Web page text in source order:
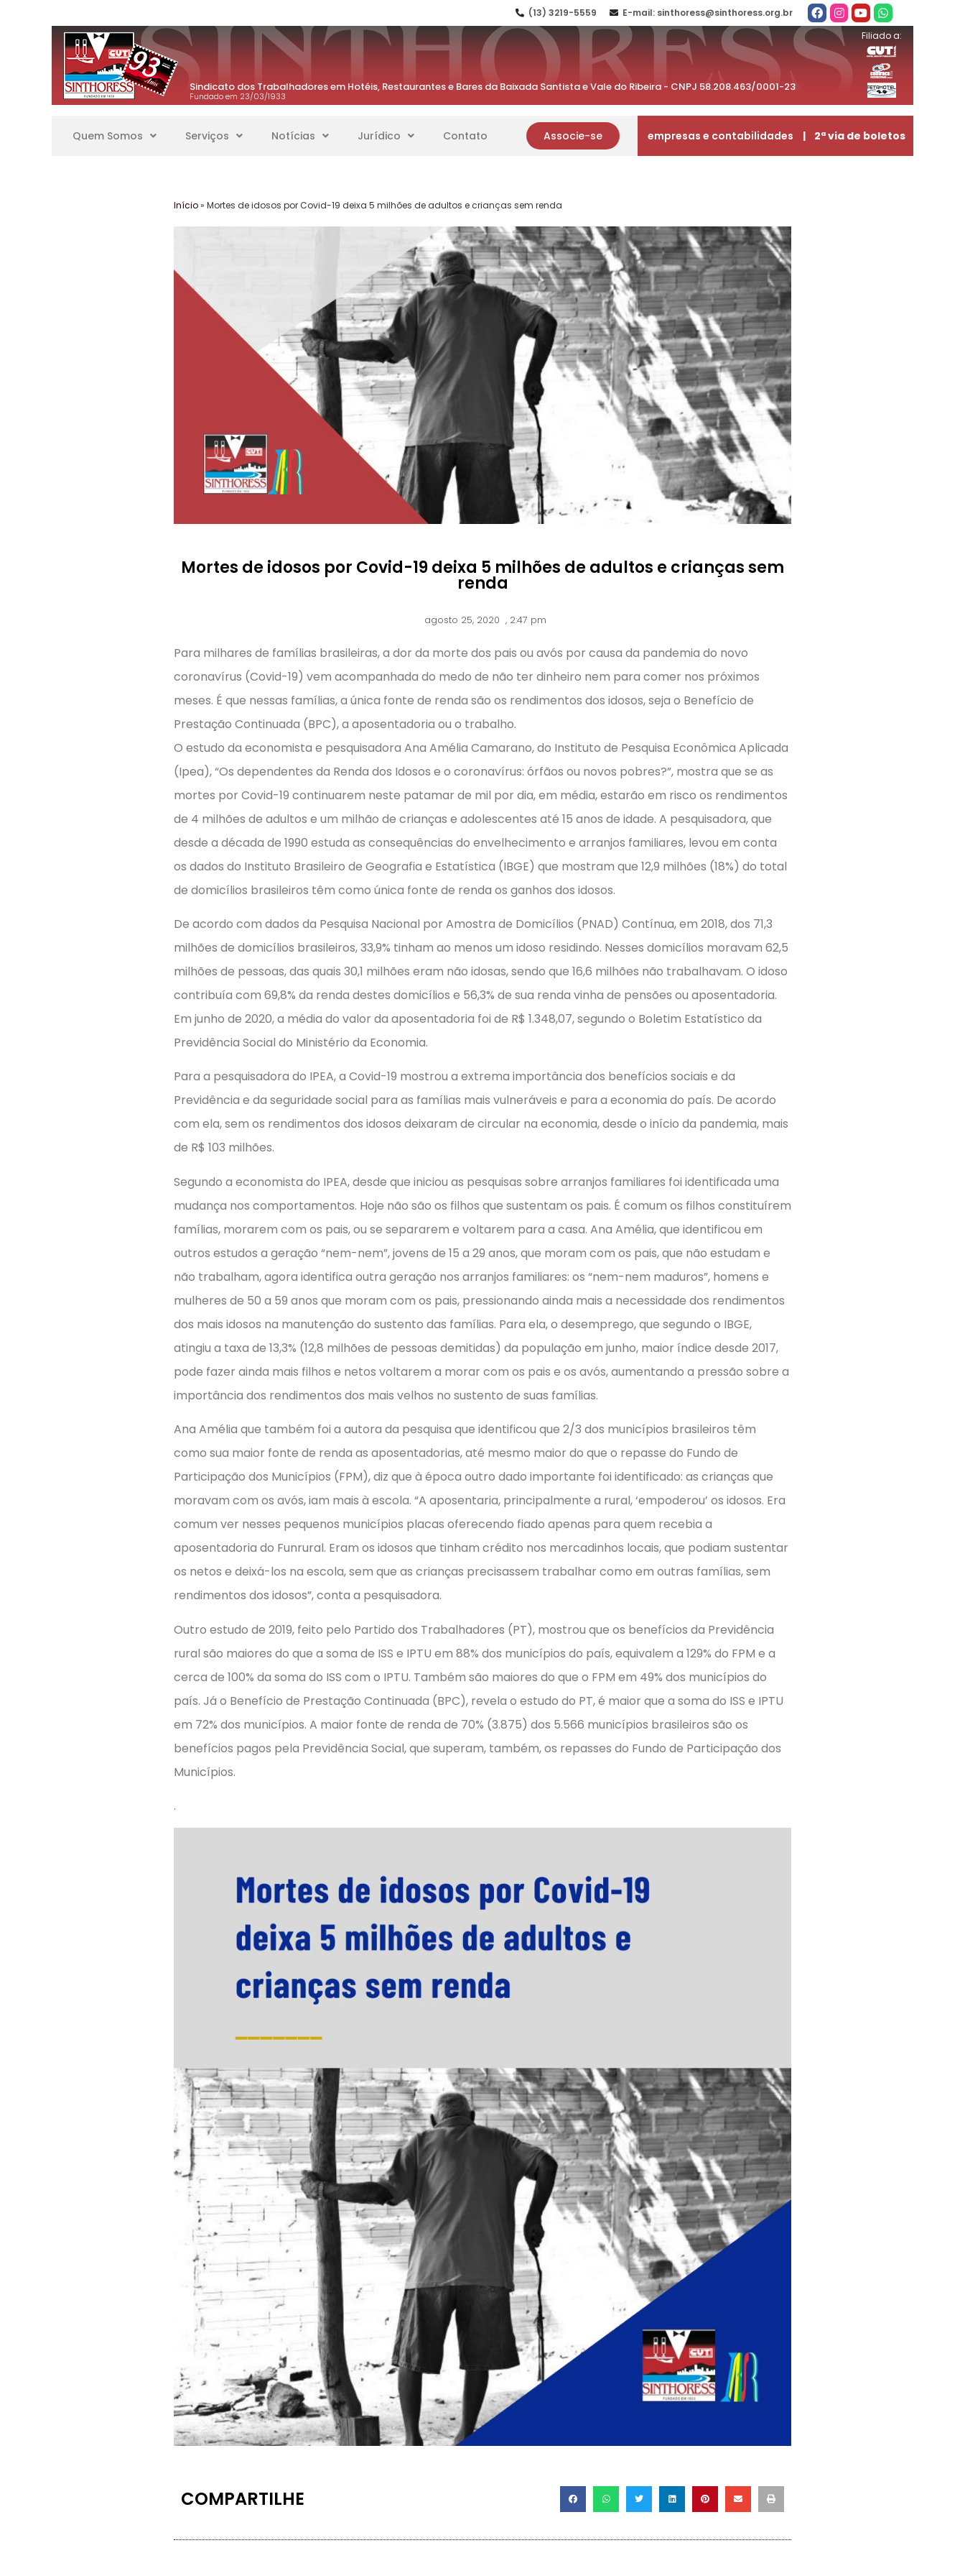
(13) 3219-5559 E-mail: sinthoress@sinthoress.org.br
Sindicato dos Trabalhadores em Hotéis, Restaurantes e Bares da Baixada Santista e Vale do Ribeira - CNPJ 58.208.463/0001-23
Fundado em 23/03/1933
Filiado a:
Quem Somos Serviços Notícias Jurídico Contato Associe-se empresas e contabilidades | 2ª via de boletos
Início» Mortes de idosos por Covid-19 deixa 5 milhões de adultos e crianças sem renda
Mortes de idosos por Covid-19 deixa 5 milhões de adultos e crianças sem
renda
agosto 25, 2020 , 2:47 pm
Para milhares de famílias brasileiras, a dor da morte dos pais ou avós por causa da pandemia do novo
coronavírus (Covid-19) vem acompanhada do medo de não ter dinheiro nem para comer nos próximos
meses. É que nessas famílias, a única fonte de renda são os rendimentos dos idosos, seja o Benefício de
Prestação Continuada (BPC), a aposentadoria ou o trabalho.
O estudo da economista e pesquisadora Ana Amélia Camarano, do Instituto de Pesquisa Econômica Aplicada
(Ipea), “Os dependentes da Renda dos Idosos e o coronavírus: órfãos ou novos pobres?”, mostra que se as
mortes por Covid-19 continuarem neste patamar de mil por dia, em média, estarão em risco os rendimentos
de 4 milhões de adultos e um milhão de crianças e adolescentes até 15 anos de idade. A pesquisadora, que
desde a década de 1990 estuda as consequências do envelhecimento e arranjos familiares, levou em conta
os dados do Instituto Brasileiro de Geografia e Estatística (IBGE) que mostram que 12,9 milhões (18%) do total
de domicílios brasileiros têm como única fonte de renda os ganhos dos idosos.
De acordo com dados da Pesquisa Nacional por Amostra de Domicílios (PNAD) Contínua, em 2018, dos 71,3
milhões de domicílios brasileiros, 33,9% tinham ao menos um idoso residindo. Nesses domicílios moravam 62,5
milhões de pessoas, das quais 30,1 milhões eram não idosas, sendo que 16,6 milhões não trabalhavam. O idoso
contribuía com 69,8% da renda destes domicílios e 56,3% de sua renda vinha de pensões ou aposentadoria.
Em junho de 2020, a média do valor da aposentadoria foi de R$ 1.348,07, segundo o Boletim Estatístico da
Previdência Social do Ministério da Economia.
Para a pesquisadora do IPEA, a Covid-19 mostrou a extrema importância dos benefícios sociais e da
Previdência e da seguridade social para as famílias mais vulneráveis e para a economia do país. De acordo
com ela, sem os rendimentos dos idosos deixaram de circular na economia, desde o início da pandemia, mais
de R$ 103 milhões.
Segundo a economista do IPEA, desde que iniciou as pesquisas sobre arranjos familiares foi identificada uma
mudança nos comportamentos. Hoje não são os filhos que sustentam os pais. É comum os filhos constituírem
famílias, morarem com os pais, ou se separarem e voltarem para a casa. Ana Amélia, que identificou em
outros estudos a geração “nem-nem”, jovens de 15 a 29 anos, que moram com os pais, que não estudam e
não trabalham, agora identifica outra geração nos arranjos familiares: os “nem-nem maduros”, homens e
mulheres de 50 a 59 anos que moram com os pais, pressionando ainda mais a necessidade dos rendimentos
dos mais idosos na manutenção do sustento das famílias. Para ela, o desemprego, que segundo o IBGE,
atingiu a taxa de 13,3% (12,8 milhões de pessoas demitidas) da população em junho, maior índice desde 2017,
pode fazer ainda mais filhos e netos voltarem a morar com os pais e os avós, aumentando a pressão sobre a
importância dos rendimentos dos mais velhos no sustento de suas famílias.
Ana Amélia que também foi a autora da pesquisa que identificou que 2/3 dos municípios brasileiros têm
como sua maior fonte de renda as aposentadorias, até mesmo maior do que o repasse do Fundo de
Participação dos Municípios (FPM), diz que à época outro dado importante foi identificado: as crianças que
moravam com os avós, iam mais à escola. “A aposentaria, principalmente a rural, ‘empoderou’ os idosos. Era
comum ver nesses pequenos municípios placas oferecendo fiado apenas para quem recebia a
aposentadoria do Funrural. Eram os idosos que tinham crédito nos mercadinhos locais, que podiam sustentar
os netos e deixá-los na escola, sem que as crianças precisassem trabalhar como em outras famílias, sem
rendimentos dos idosos”, conta a pesquisadora.
Outro estudo de 2019, feito pelo Partido dos Trabalhadores (PT), mostrou que os benefícios da Previdência
rural são maiores do que a soma de ISS e IPTU em 88% dos municípios do país, equivalem a 129% do FPM e a
cerca de 100% da soma do ISS com o IPTU. Também são maiores do que o FPM em 49% dos municípios do
país. Já o Benefício de Prestação Continuada (BPC), revela o estudo do PT, é maior que a soma do ISS e IPTU
em 72% dos municípios. A maior fonte de renda de 70% (3.875) dos 5.566 municípios brasileiros são os
benefícios pagos pela Previdência Social, que superam, também, os repasses do Fundo de Participação dos
Municípios.
.
COMPARTILHE